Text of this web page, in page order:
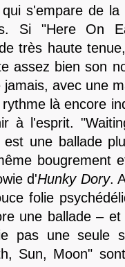
s'empare de
Si "Here On
très haute
assez bien son
jamais, avec une
là encore
à l'esprit.
une ballade
bougrement
d'Hunky Dory.
folie
une ballade –
pas une seule
Sun, Moon"